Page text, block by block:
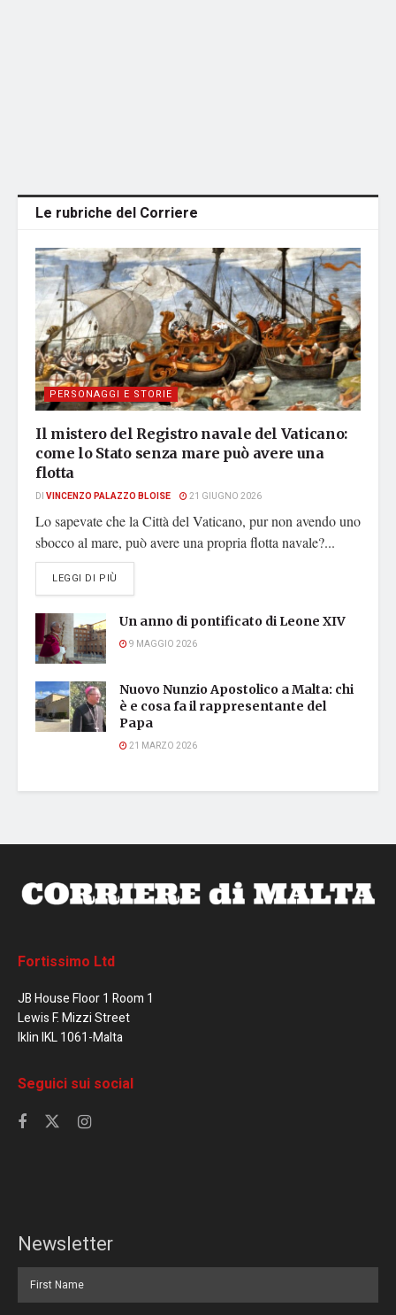
Le rubriche del Corriere
PERSONAGGI E STORIE
Il mistero del Registro navale del Vaticano:
come lo Stato senza mare può avere una
flotta
DI VINCENZO PALAZZO BLOISE 21 GIUGNO 2026
Lo sapevate che la Città del Vaticano, pur non avendo uno
sbocco al mare, può avere una propria flotta navale?...
LEGGI DI PIÙ
Un anno di pontificato di Leone XIV
9 MAGGIO 2026
Nuovo Nunzio Apostolico a Malta: chi
è e cosa fa il rappresentante del
Papa
21 MARZO 2026
Fortissimo Ltd
JB House Floor 1 Room 1
Lewis F. Mizzi Street
Iklin IKL 1061-Malta
Seguici sui social
Newsletter